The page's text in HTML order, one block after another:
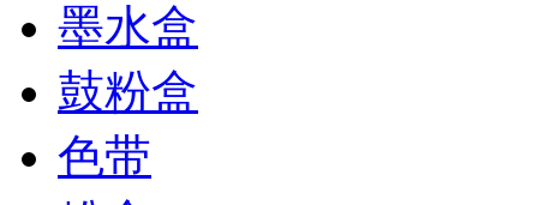
墨水盒
鼓粉盒
色带